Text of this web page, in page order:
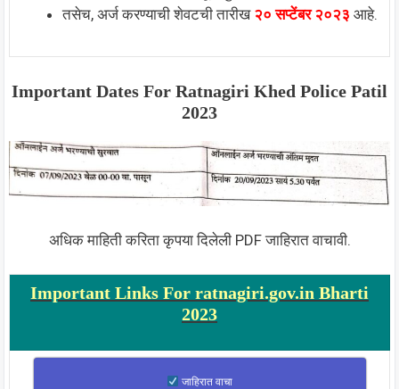
तसेच, अर्ज करण्याची शेवटची तारीख २० सप्टेंबर २०२३ आहे.
Important Dates For Ratnagiri Khed Police Patil
2023
अधिक माहिती करिता कृपया दिलेली PDF जाहिरात वाचावी.
Important Links For ratnagiri.gov.in Bharti
2023
जाहिरात वाचा